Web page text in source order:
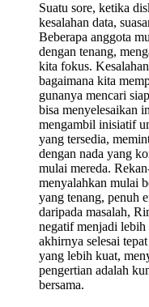
Suatu sore, ketika
kesalahan data,
Beberapa anggota
dengan tenang,
kita fokus.
bagaimana kita
gunanya mencari
bisa menyelesaikan
mengambil inisiatif
yang tersedia,
dengan nada yang
mulai mereda.
menyalahkan mulai
yang tenang, penuh
daripada masalah,
negatif menjadi
akhirnya selesai
yang lebih kuat,
pengertian adalah
bersama.